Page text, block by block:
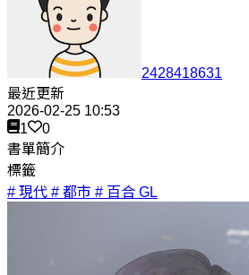
2428418631
最近更新
2026-02-25 10:53
1
0
書單簡介
標籤
# 現代 # 都市 # 百合 GL